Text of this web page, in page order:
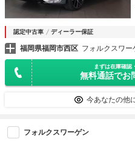
認定中古車 ディーラー保証
福岡県福岡市西区 フォルクスワ
まずは在庫確認
無料通話でお
今あなたの他
フォルクスワーゲン